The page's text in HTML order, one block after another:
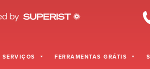
SERVIÇOS FERRAMENTAS GRÁTIS